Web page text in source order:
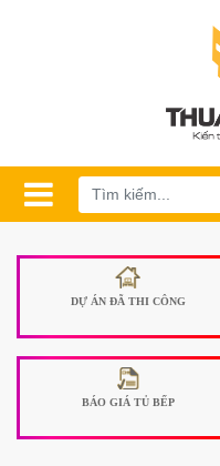
DỰ ÁN ĐÃ THI CÔNG
BÁO GIÁ TỦ BẾP